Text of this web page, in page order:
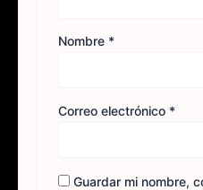
Nombre *
Correo electrónico *
Guardar mi nombre,